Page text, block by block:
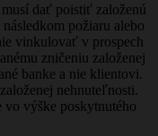
dať poistiť založenú
požiaru alebo
vinkulovať v prospech
zničeniu založenej
banke a nie klientovi.
nehnuteľnosti.
výške poskytnutého